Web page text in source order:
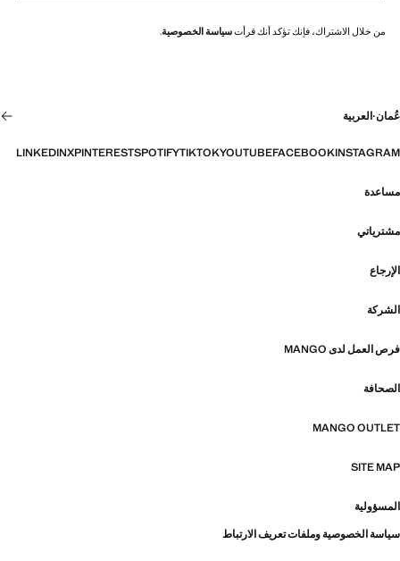
من خلال الاشتراك، فإنك تؤكد أنك قرأتسياسة الخصوصية.
عُمان·العربية
INSTAGRAM
FACEBOOK
YOUTUBE
TIKTOK
SPOTIFY
PINTEREST
X
LINKEDIN
مساعدة
مشترياتي
الإرجاع
الشركة
فرص العمل لدى MANGO
الصحافة
MANGO OUTLET
SITE MAP
المسؤولية
سياسة الخصوصية وملفات تعريف الارتباط